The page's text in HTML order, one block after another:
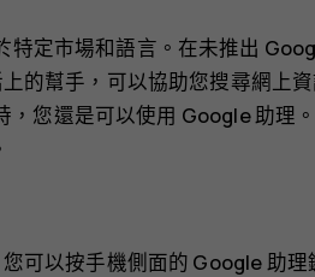
定市場和語言。在未推出
的幫手，可以協助您搜尋網上
，您還是可以使用 Google 助理
可以按手機側面的 Google 助理